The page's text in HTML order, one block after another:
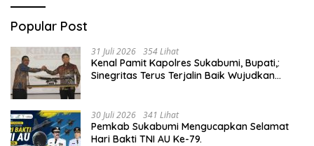
Popular Post
31 Juli 2026 354 Lihat
Kenal Pamit Kapolres Sukabumi, Bupati,:
Sinegritas Terus Terjalin Baik Wujudkan
30 Juli 2026 341 Lihat
Pemkab Sukabumi Mengucapkan Selamat
Hari Bakti TNI AU Ke-79.